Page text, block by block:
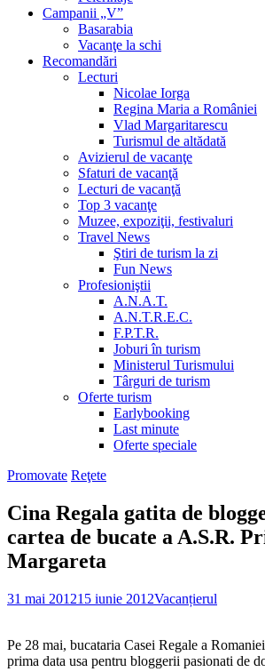
Campanii „V”
Basarabia
Vacanţe la schi
Recomandări
Lecturi
Nicolae Iorga
Regina Maria a României
Vlad Margaritarescu
Turismul de altădată
Avizierul de vacanţe
Sfaturi de vacanţă
Lecturi de vacanţă
Top 3 vacanţe
Muzee, expoziţii, festivaluri
Travel News
Ştiri de turism la zi
Fun News
Profesioniştii
A.N.A.T.
A.N.T.R.E.C.
F.P.T.R.
Joburi în turism
Ministerul Turismului
Târguri de turism
Oferte turism
Earlybooking
Last minute
Oferte speciale
Promovate Reţete
Cina Regala gatita de
cartea de bucate a A.S.R.
Margareta
31 mai 201215 iunie 2012Vacanțierul
Pe 28 mai, bucataria Casei Regale a
prima data usa pentru bloggerii pasionati de